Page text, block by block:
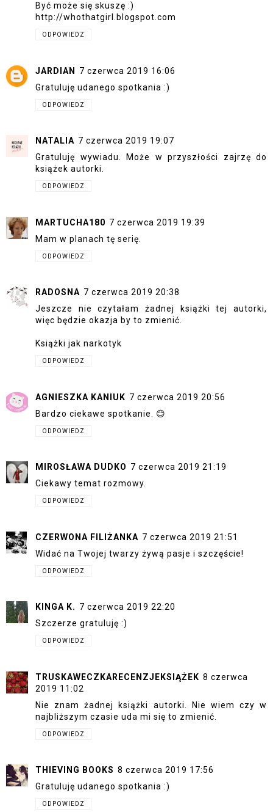
Być może się skuszę :)
http://whothatgirl.blogspot.com
ODPOWIEDZ
JARDIAN
7 czerwca 2019 16:06
Gratuluję udanego spotkania :)
ODPOWIEDZ
NATALIA 7 czerwca 2019 19:07
Gratuluję wywiadu. Może w przyszłości zajrzę do
książek autorki.
ODPOWIEDZ
MARTUCHA180 7 czerwca 2019 19:39
Mam w planach tę serię.
ODPOWIEDZ
RADOSNA 7 czerwca 2019 20:38
Jeszcze nie czytałam żadnej książki tej autorki,
więc będzie okazja by to zmienić.
Książki jak narkotyk
ODPOWIEDZ
AGNIESZKA KANIUK 7 czerwca 2019 20:56
Bardzo ciekawe spotkanie. 😊
ODPOWIEDZ
MIROSŁAWA DUDKO 7 czerwca 2019 21:19
Ciekawy temat rozmowy.
ODPOWIEDZ
CZERWONA FILIŻANKA 7 czerwca 2019 21:51
Widać na Twojej twarzy żywą pasje i szczęście!
ODPOWIEDZ
KINGA K. 7 czerwca 2019 22:20
Szczerze gratuluję :)
ODPOWIEDZ
TRUSKAWECZKARECENZJEKSIĄŻEK 8 czerwca
2019 11:02
Nie znam żadnej książki autorki. Nie wiem czy w
najbliższym czasie uda mi się to zmienić.
ODPOWIEDZ
THIEVING BOOKS 8 czerwca 2019 17:56
Gratuluję udanego spotkania :)
ODPOWIEDZ